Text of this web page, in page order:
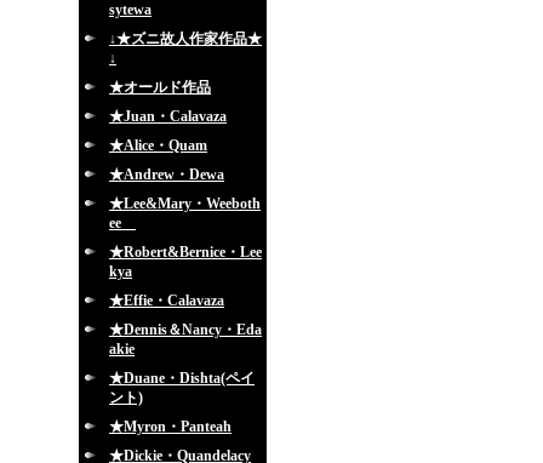
sytewa
↓★ズニ故人作家作品★
↓
★オールド作品
★Juan・Calavaza
★Alice・Quam
★Andrew・Dewa
★Lee&Mary・Weeboth
ee
★Robert&Bernice・Lee
kya
★Effie・Calavaza
★Dennis＆Nancy・Eda
akie
★Duane・Dishta(ペイ
ント)
★Myron・Panteah
★Dickie・Quandelacy